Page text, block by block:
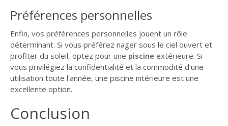
Préférences personnelles
Enfin, vos préférences personnelles jouent un rôle
déterminant. Si vous préférez nager sous le ciel ouvert et
profiter du soleil, optez pour une piscine extérieure. Si
vous privilégiez la confidentialité et la commodité d’une
utilisation toute l’année, une piscine intérieure est une
excellente option.
Conclusion